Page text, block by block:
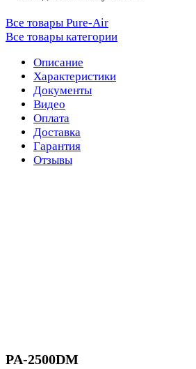
Все товары Pure-Air
Все товары категории
Описание
Характеристики
Документы
Видео
Оплата
Доставка
Гарантия
Отзывы
PA-2500DM